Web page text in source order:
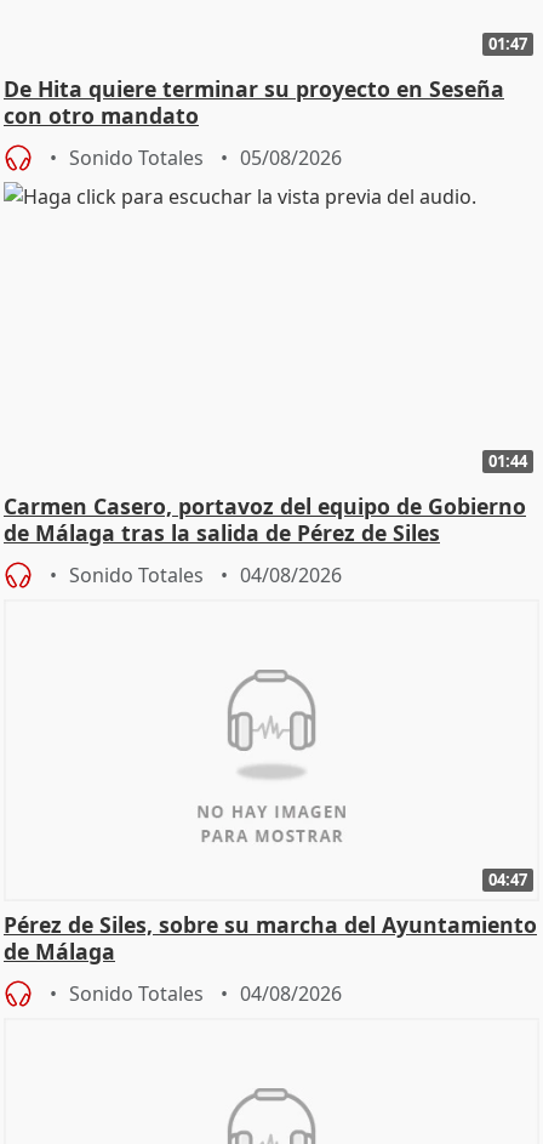
01:47
De Hita quiere terminar su proyecto en Seseña
con otro mandato
Sonido Totales 05/08/2026
01:44
Carmen Casero, portavoz del equipo de Gobierno
de Málaga tras la salida de Pérez de Siles
Sonido Totales 04/08/2026
04:47
Pérez de Siles, sobre su marcha del Ayuntamiento
de Málaga
Sonido Totales 04/08/2026